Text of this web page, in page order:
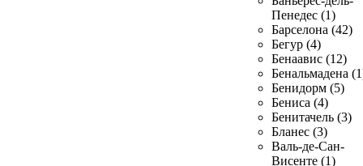
Пенедес (1)
Барселона (42)
Бегур (4)
Бенаавис (12)
Бенальмадена
Бенидорм (5)
Бениса (4)
Бенитачель (3)
Бланес (3)
Валь-де-Сан-
Висенте (1)